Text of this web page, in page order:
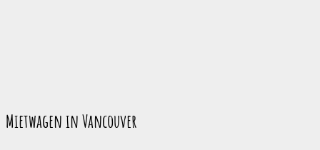
Mietwagen in Vancouver